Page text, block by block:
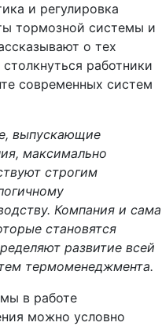
и регулировка
тормозной системы и
о тех
работники
современных систем
, выпускающие
максимально
строгим
Компания и сама
становятся
развитие всей
термоменеджмента.
в работе
можно условно